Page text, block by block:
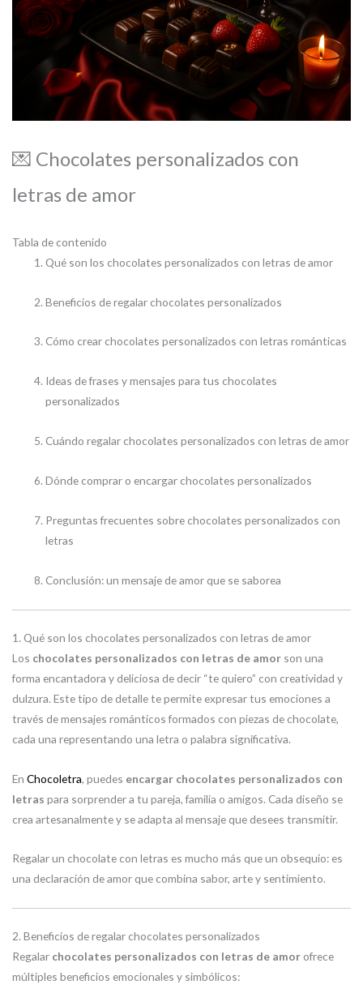
💌 Chocolates personalizados con
letras de amor
Tabla de contenido
Qué son los chocolates personalizados con letras de amor
Beneficios de regalar chocolates personalizados
Cómo crear chocolates personalizados con letras románticas
Ideas de frases y mensajes para tus chocolates
personalizados
Cuándo regalar chocolates personalizados con letras de amor
Dónde comprar o encargar chocolates personalizados
Preguntas frecuentes sobre chocolates personalizados con
letras
Conclusión: un mensaje de amor que se saborea
1. Qué son los chocolates personalizados con letras de amor
Los chocolates personalizados con letras de amor son una
forma encantadora y deliciosa de decir “te quiero” con creatividad y
dulzura. Este tipo de detalle te permite expresar tus emociones a
través de mensajes románticos formados con piezas de chocolate,
cada una representando una letra o palabra significativa.
En Chocoletra, puedes encargar chocolates personalizados con
letras para sorprender a tu pareja, familia o amigos. Cada diseño se
crea artesanalmente y se adapta al mensaje que desees transmitir.
Regalar un chocolate con letras es mucho más que un obsequio: es
una declaración de amor que combina sabor, arte y sentimiento.
2. Beneficios de regalar chocolates personalizados
Regalar chocolates personalizados con letras de amor ofrece
múltiples beneficios emocionales y simbólicos: